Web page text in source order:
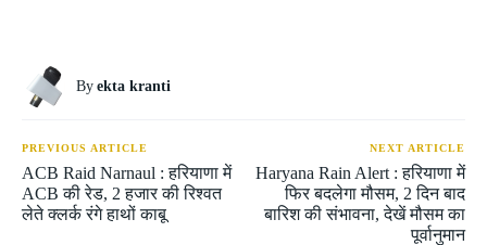
By ekta kranti
PREVIOUS ARTICLE
ACB Raid Narnaul : हरियाणा में
ACB की रेड, 2 हजार की रिश्वत
लेते क्लर्क रंगे हाथों काबू
NEXT ARTICLE
Haryana Rain Alert : हरियाणा में
फिर बदलेगा मौसम, 2 दिन बाद
बारिश की संभावना, देखें मौसम का
पूर्वानुमान